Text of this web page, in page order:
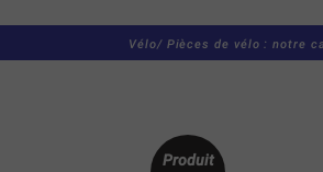
Vélo/ Pièces de vélo : notre
Produit